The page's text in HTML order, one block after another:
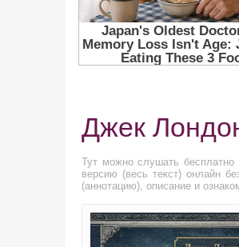
Джек
Тут можно слушать
версию (весь текст) онлайн
(аннотацию), описание и